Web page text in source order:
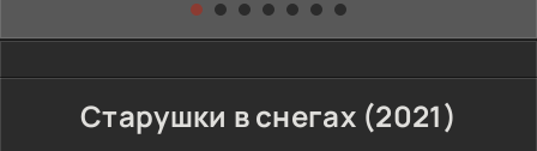
Старушки в снегах (2021)